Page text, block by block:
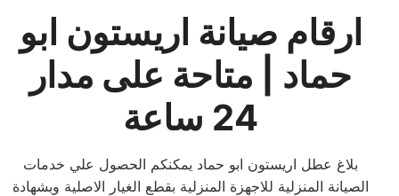
ارقام صيانة اريستون ابو
حماد | متاحة على مدار
24 ساعة
بلاغ عطل اريستون ابو حماد يمكنكم الحصول علي خدمات
الصيانة المنزلية للاجهزة المنزلية بقطع الغيار الاصلية وبشهادة